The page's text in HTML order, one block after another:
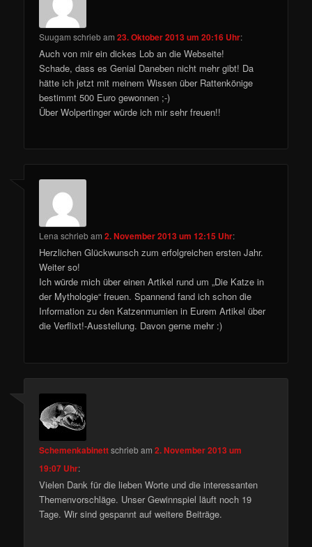
Suugam schriebam23. Oktober 2013 um 20:16 Uhr:
Auch von mir ein dickes Lob an die Webseite!
Schade, dass es Genial Daneben nicht mehr gibt! Da
hätte ich jetzt mit meinem Wissen über Rattenkönige
bestimmt 500 Euro gewonnen ;-)
Über Wolpertinger würde ich mir sehr freuen!!
Lena schriebam2. November 2013 um 12:15 Uhr:
Herzlichen Glückwunsch zum erfolgreichen ersten Jahr.
Weiter so!
Ich würde mich über einen Artikel rund um „Die Katze in
der Mythologie“ freuen. Spannend fand ich schon die
Information zu den Katzenmumien in Eurem Artikel über
die Verflixt!-Ausstellung. Davon gerne mehr :)
Schemenkabinettschriebam2. November 2013 um
19:07 Uhr:
Vielen Dank für die lieben Worte und die interessanten
Themenvorschläge. Unser Gewinnspiel läuft noch 19
Tage. Wir sind gespannt auf weitere Beiträge.